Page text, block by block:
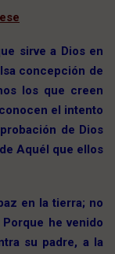
sirve a Dios en
concepción de
los que creen
el intento
de Dios
Aquél que ellos
en la tierra; no
he venido
su padre, a la